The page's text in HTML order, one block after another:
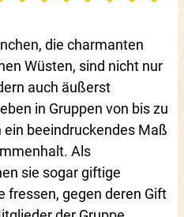
die charmanten
Wüsten, sind nicht nur
auch äußerst
in Gruppen von bis zu
beeindruckendes Maß
Als
sie sogar giftige
fressen, gegen deren Gift